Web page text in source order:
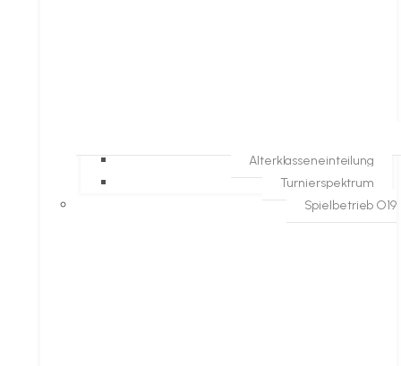
Alterklasseneinteilung
Turnierspektrum
Spielbetrieb O19